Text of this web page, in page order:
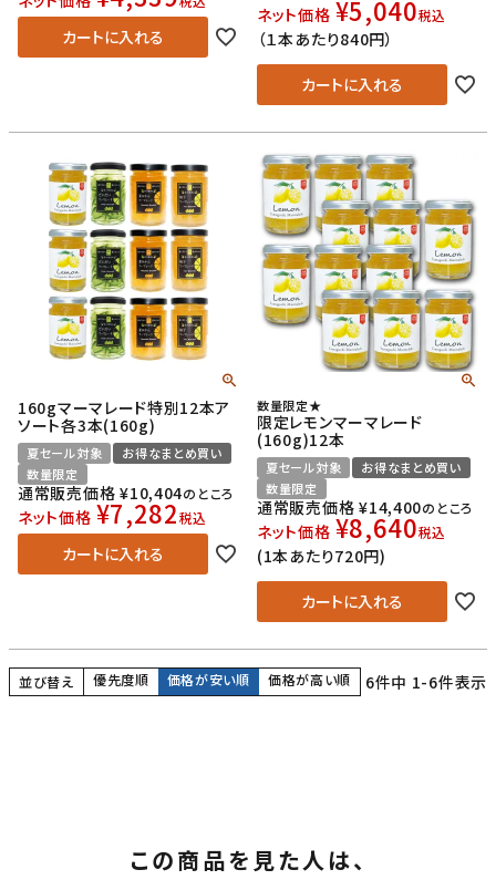
カートに入れる
ネット価格 ¥5,040税込
（１本あたり840円）
カートに入れる
160gマーマレード特別12本ア
ソート各3本(160g)
夏セール対象
お得なまとめ買い
数量限定
通常販売価格 ¥10,404のところ
ネット価格 ¥7,282税込
カートに入れる
数量限定★
限定レモンマーマレード
(160g)12本
夏セール対象
お得なまとめ買い
数量限定
通常販売価格 ¥14,400のところ
ネット価格 ¥8,640税込
(1本あたり720円)
カートに入れる
並び替え 優先度順 価格が安い順 価格が高い順 6件中 1-6件表示
この商品を見た人は、